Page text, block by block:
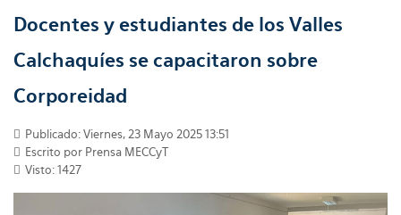
Docentes y estudiantes de los Valles
Calchaquíes se capacitaron sobre
Corporeidad
Publicado: Viernes, 23 Mayo 2025 13:51
Escrito por Prensa MECCyT
Visto: 1427